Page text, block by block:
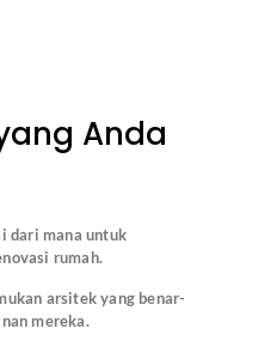
Anda
dari mana untuk
rumah.
arsitek yang benar-
mereka.